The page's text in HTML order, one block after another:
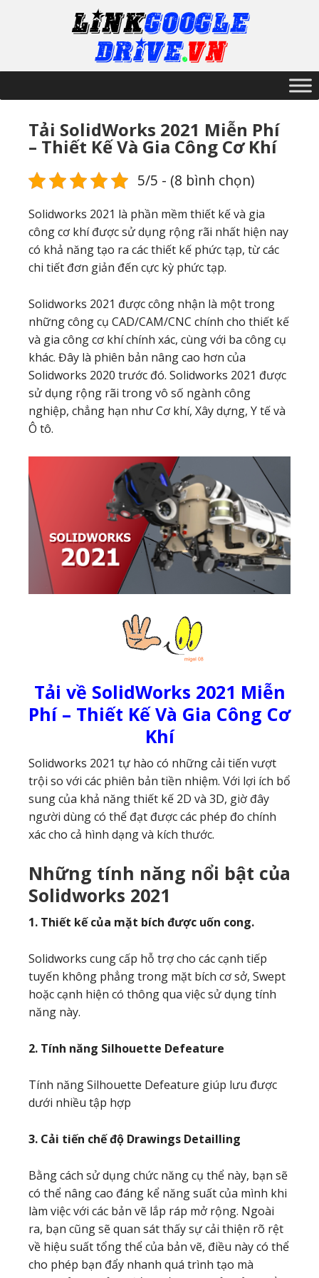
Tải SolidWorks 2021 Miễn Phí
– Thiết Kế Và Gia Công Cơ Khí
5/5 - (8 bình chọn)
Solidworks 2021 là phần mềm thiết kế và gia
công cơ khí được sử dụng rộng rãi nhất hiện nay
có khả năng tạo ra các thiết kế phức tạp, từ các
chi tiết đơn giản đến cực kỳ phức tạp.
Solidworks 2021 được công nhận là một trong
những công cụ CAD/CAM/CNC chính cho thiết kế
và gia công cơ khí chính xác, cùng với ba công cụ
khác. Đây là phiên bản nâng cao hơn của
Solidworks 2020 trước đó. Solidworks 2021 được
sử dụng rộng rãi trong vô số ngành công
nghiệp, chẳng hạn như Cơ khí, Xây dựng, Y tế và
Ô tô.
Tải về SolidWorks 2021 Miễn
Phí – Thiết Kế Và Gia Công Cơ
Khí
Solidworks 2021 tự hào có những cải tiến vượt
trội so với các phiên bản tiền nhiệm. Với lợi ích bổ
sung của khả năng thiết kế 2D và 3D, giờ đây
người dùng có thể đạt được các phép đo chính
xác cho cả hình dạng và kích thước.
Những tính năng nổi bật của
Solidworks 2021
1. Thiết kế của mặt bích được uốn cong.
Solidworks cung cấp hỗ trợ cho các cạnh tiếp
tuyến không phẳng trong mặt bích cơ sở, Swept
hoặc cạnh hiện có thông qua việc sử dụng tính
năng này.
2. Tính năng Silhouette Defeature
Tính năng Silhouette Defeature giúp lưu được
dưới nhiều tập hợp
3. Cải tiến chế độ Drawings Detailling
Bằng cách sử dụng chức năng cụ thể này, bạn sẽ
có thể nâng cao đáng kể năng suất của mình khi
làm việc với các bản vẽ lắp ráp mở rộng. Ngoài
ra, bạn cũng sẽ quan sát thấy sự cải thiện rõ rệt
về hiệu suất tổng thể của bản vẽ, điều này có thể
cho phép bạn đẩy nhanh quá trình tạo mà